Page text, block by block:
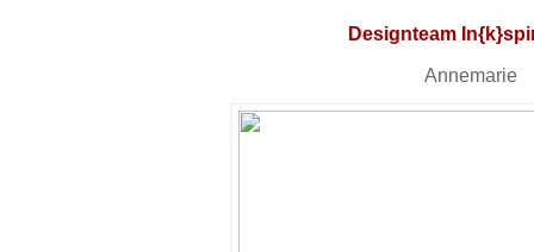
Designteam
Annemarie